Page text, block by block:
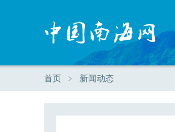
首页 ﹥ 新闻动态